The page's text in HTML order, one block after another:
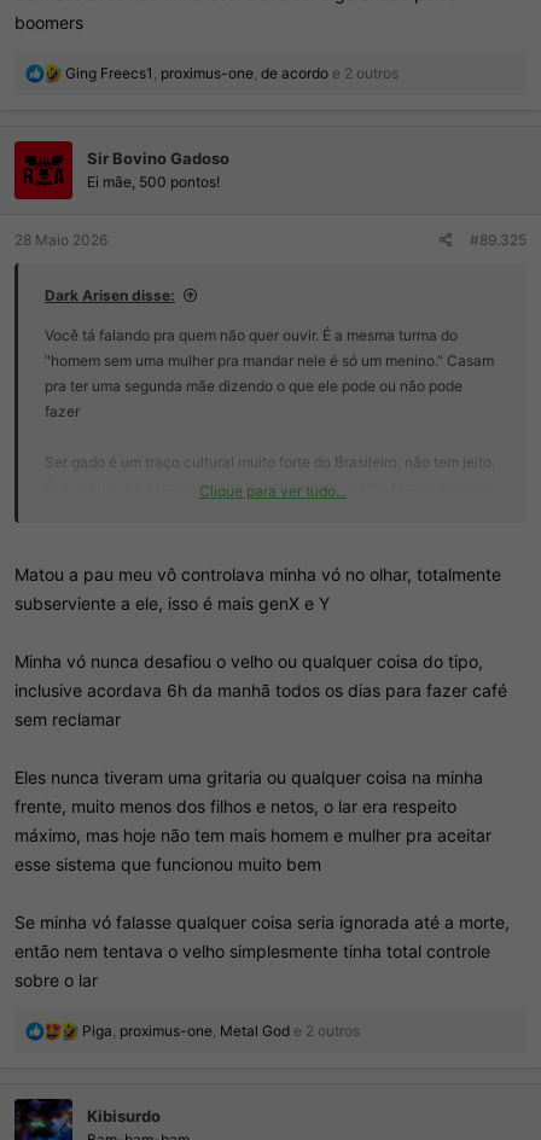
boomers
R
ç
s
Ging Freecs1 , proximus-one, de acordo e 2 outros
Sir Bovino Gadoso
Ei mãe, 500 pontos!
28 Maio 2026 #89.325
Dark Arisen disse:
Você tá falando pra quem não quer ouvir. É a mesma turma do
"homem sem uma mulher pra mandar nele é só um menino." Casam
pra ter uma segunda mãe dizendo o que ele pode ou não pode
fazer
Ser gado é um traço cultural muito forte do Brasileiro, não tem jeito.
O que eu acho estranho porque lembro bem que no tempo do meus
Clique para ver tudo...
Matou a pau meu vô controlava minha vó no olhar, totalmente
subserviente a ele, isso é mais genX e Y
Minha vó nunca desafiou o velho ou qualquer coisa do tipo,
inclusive acordava 6h da manhã todos os dias para fazer café
sem reclamar
Eles nunca tiveram uma gritaria ou qualquer coisa na minha
frente, muito menos dos filhos e netos, o lar era respeito
máximo, mas hoje não tem mais homem e mulher pra aceitar
esse sistema que funcionou muito bem
Se minha vó falasse qualquer coisa seria ignorada até a morte,
então nem tentava o velho simplesmente tinha total controle
sobre o lar
R
õ
Piga, proximus-one, Metal God e 2 outros
Kibisurdo